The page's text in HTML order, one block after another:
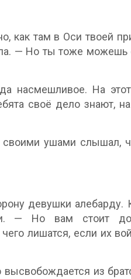
как там в Оси твоей
— Но ты тоже можешь
насмешливое. На
своё дело знают, на
ушами слышал,
девушки алебарду.
— Но вам стоит
лишатся, если их
из